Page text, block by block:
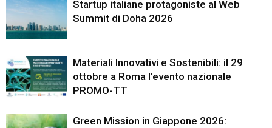
Startup italiane protagoniste al Web
Summit di Doha 2026
Materiali Innovativi e Sostenibili: il 29
ottobre a Roma l’evento nazionale
PROMO-TT
Green Mission in Giappone 2026: